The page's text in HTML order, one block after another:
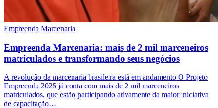
Empreenda Marcenaria
Empreenda Marcenaria: mais de 2 mil marceneiros
matriculados e transformando seus negócios
A revolução da marcenaria brasileira está em andamento O Projeto
Empreenda 2025 já conta com mais de 2 mil marceneiros
matriculados, que estão participando ativamente da maior iniciativa
de capacitação…